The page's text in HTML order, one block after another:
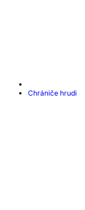
Chrániče hrudi